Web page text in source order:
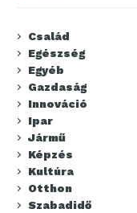
Család
Egészség
Egyéb
Gazdaság
Innováció
Ipar
Jármű
Képzés
Kultúra
Otthon
Szabadidő